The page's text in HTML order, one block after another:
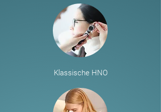
Klassische HNO